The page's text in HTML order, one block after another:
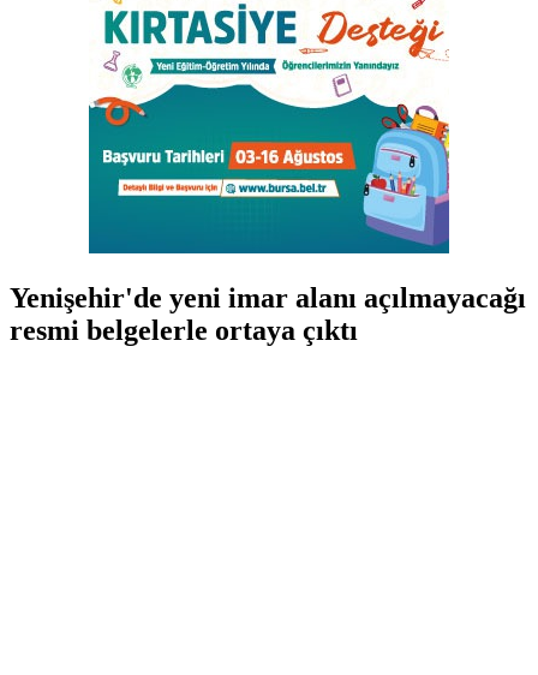
Yenişehir'de yeni imar alanı açılmayacağı
resmi belgelerle ortaya çıktı